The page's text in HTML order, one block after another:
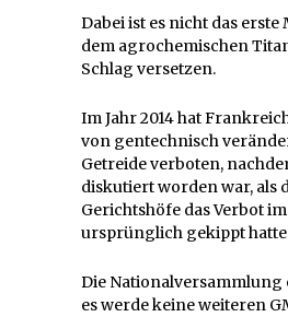
Dabei ist es nicht das erste
dem agrochemischen
Schlag versetzen.
Im Jahr 2014 hat
von gentechnisch
Getreide verboten,
diskutiert worden war, als
Gerichtshöfe das Verbot im
ursprünglich gekippt
Die Nationalversammlung
es werde keine weiteren